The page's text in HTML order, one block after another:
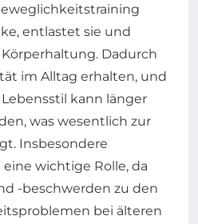
entlastet sie und
Dadurch
im Alltag erhalten, und
kann länger
was wesentlich zur
Insbesondere
wichtige Rolle, da
-beschwerden zu den
bei älteren